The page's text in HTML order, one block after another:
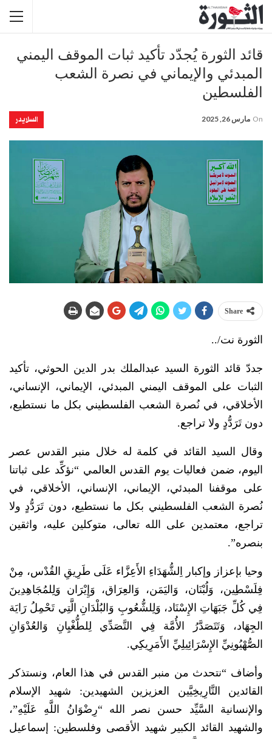
قائد الثورة يُجدّد تأكيد ثبات الموقف اليمني
المبدئي والإيماني في نصرة الشعب
الفلسطين
السلايدر On مارس 26, 2025
Share
الثورة نت/..
جددّ قائد الثورة السيد عبدالملك بدر الدين الحوثي، تأكيد
الثبات على الموقف اليمني المبدئي، الإيماني، الإنساني،
الأخلاقي، في نُصرة الشعب الفلسطيني بكل ما نستطيع،
دون تَرَدُّدٍ ولا تراجع.
وقال السيد القائد في كلمة له خلال منبر القدس عصر
اليوم، ضمن فعاليات يوم القدس العالمي “نؤكِّد على ثباتنا
على موقفنا المبدئي، الإيماني، الإنساني، الأخلاقي، في
نُصرة الشعب الفلسطيني بكل ما نستطيع، دون تَرَدُّدٍ ولا
تراجع، معتمدين على الله تعالى، متوكلين عليه، واثقين
بنصره”.
وحيا بإعزاز وإكبار اِلشُّهَدَاءِ الأَعِزَّاء عَلَى طَرِيقِ القُدْس، مِنْ
فِلَسْطِين، وَلُبْنَان، وَاليَمَن، وَالعِرَاق، وَإِيْرَان وَلِلمُجَاهِدِينَ
فِي كُلِّ جَبَهَاتِ الإِسْنَاد، وَلِلشُّعُوبِ وَالبُلْدَانِ الَّتِي تَحْمِلُ رَايَة
الجِهَاد، وَتَتَصَدَّرُ الأُمَّة فِي التَّصَدِّي لِلطُّغْيِانِ وَالعُدْوَانِ
الصُّهْيُونِيِّ الإِسْرَائِيلِيِّ الأَمَرِيكِي.
وأضاف “نتحدث من منبر القدس في هذا العام، ونستذكر
القائدين التَّارِيخِيَّين العزيزين الشهيدين: شهيد الإسلام
والإنسانية السَّيِّد حسن نصر الله “رِضْوَانُ اللَّهِ عَلَيْهِ”،
والشهيد القائد الكبير شهيد الأقصى وفلسطين: إسماعيل